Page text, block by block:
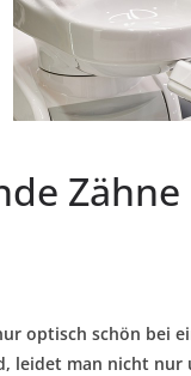
optisch schön bei
leidet man nicht